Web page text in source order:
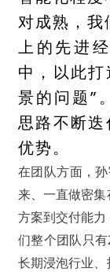
对成熟，我
上的先进
中，以此
景的问题”
思路不断
优势。
在团队方面，
来、一直做密
方案到交付能
们整个团队只
长期浸泡行业